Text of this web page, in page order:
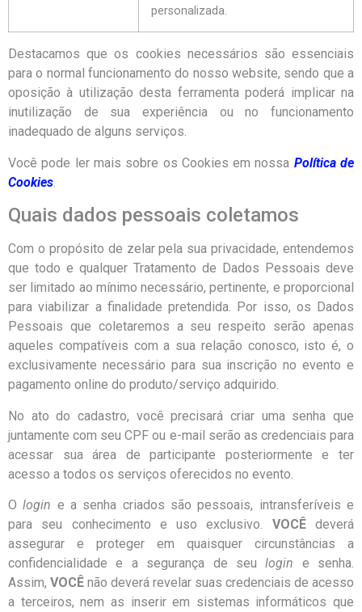
personalizada.
Destacamos que os cookies necessários são essenciais
para o normal funcionamento do nosso website, sendo que a
oposição à utilização desta ferramenta poderá implicar na
inutilização de sua experiência ou no funcionamento
inadequado de alguns serviços.
Você pode ler mais sobre os Cookies em nossa Política de
Cookies
Quais dados pessoais coletamos
Com o propósito de zelar pela sua privacidade, entendemos
que todo e qualquer Tratamento de Dados Pessoais deve
ser limitado ao mínimo necessário, pertinente, e proporcional
para viabilizar a finalidade pretendida. Por isso, os Dados
Pessoais que coletaremos a seu respeito serão apenas
aqueles compatíveis com a sua relação conosco, isto é, o
exclusivamente necessário para sua inscrição no evento e
pagamento online do produto/serviço adquirido.
No ato do cadastro, você precisará criar uma senha que
juntamente com seu CPF ou e-mail serão as credenciais para
acessar sua área de participante posteriormente e ter
acesso a todos os serviços oferecidos no evento.
Ologin e a senha criados são pessoais, intransferíveis e
para seu conhecimento e uso exclusivo. VOCÊdeverá
assegurar e proteger em quaisquer circunstâncias a
confidencialidade e a segurança de seulogin e senha.
Assim, VOCÊ não deverá revelar suas credenciais de acesso
a terceiros, nem as inserir em sistemas informáticos que